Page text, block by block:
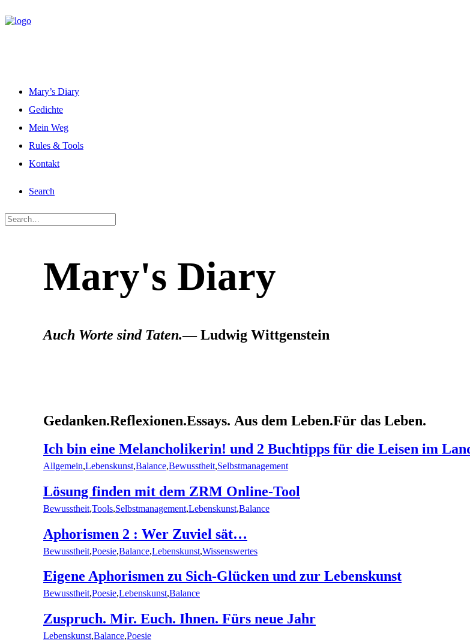
Mary’s Diary
Gedichte
Mein Weg
Rules & Tools
Kontakt
Search
Mary's Diary
Auch Worte sind Taten.— Ludwig Wittgenstein
Gedanken.Reflexionen.Essays. Aus dem Leben.Für das Leben.
Ich bin eine Melancholikerin! und 2 Buchtipps für die Leisen im
Allgemein,Lebenskunst,Balance,Bewusstheit,Selbstmanagement
Lösung finden mit dem ZRM Online-Tool
Bewusstheit,Tools,Selbstmanagement,Lebenskunst,Balance
Aphorismen 2 : Wer Zuviel sät…
Bewusstheit,Poesie,Balance,Lebenskunst,Wissenswertes
Eigene Aphorismen zu Sich-Glücken und zur Lebenskunst
Bewusstheit,Poesie,Lebenskunst,Balance
Zuspruch. Mir. Euch. Ihnen. Fürs neue Jahr
Lebenskunst,Balance,Poesie